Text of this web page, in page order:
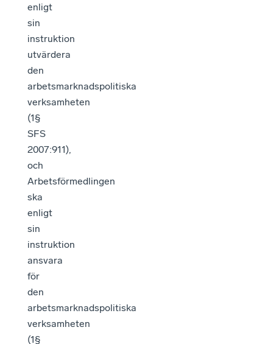
enligt
sin
instruktion
utvärdera
den
arbetsmarknadspolitiska
verksamheten
(1§
SFS
2007:911),
och
Arbetsförmedlingen
ska
enligt
sin
instruktion
ansvara
för
den
arbetsmarknadspolitiska
verksamheten
(1§